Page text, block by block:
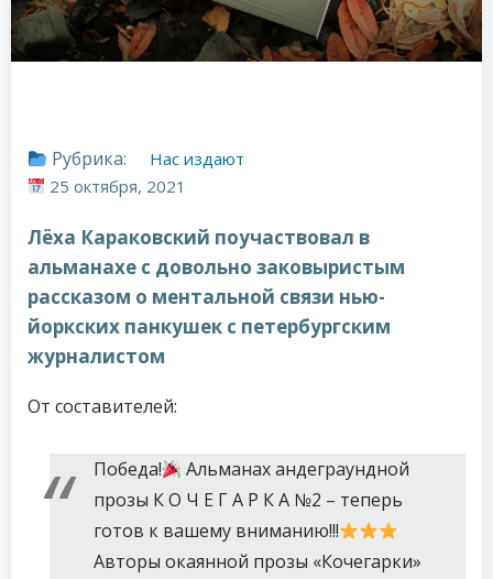
Рубрика:
Нас издают
25 октября, 2021
Лёха Караковский поучаствовал в
альманахе с довольно заковыристым
рассказом о ментальной связи нью-
йоркских панкушек с петербургским
журналистом
От составителей:
Победа!
Альманах андеграундной
прозы К О Ч Е Г А Р К А №2 – теперь
готов к вашему вниманию!!!
Авторы окаянной прозы «Кочегарки»